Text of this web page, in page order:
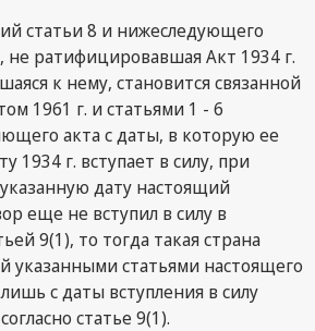
статьи 8 и нижеследующего
не ратифицировавшая Акт 1934 г.
к нему, становится связанной
1961 г. и статьями 1 - 6
акта с даты, в которую ее
1934 г. вступает в силу, при
дату настоящий
еще не вступил в силу в
9(1), то тогда такая страна
указанными статьями настоящего
с даты вступления в силу
статье 9(1).